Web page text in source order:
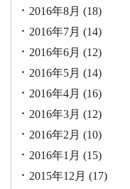
2016年8月 (18)
2016年7月 (14)
2016年6月 (12)
2016年5月 (14)
2016年4月 (16)
2016年3月 (12)
2016年2月 (10)
2016年1月 (15)
2015年12月 (17)